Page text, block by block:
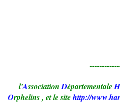
l'Association DépartementaleH
Orphelins, et le site http://www.